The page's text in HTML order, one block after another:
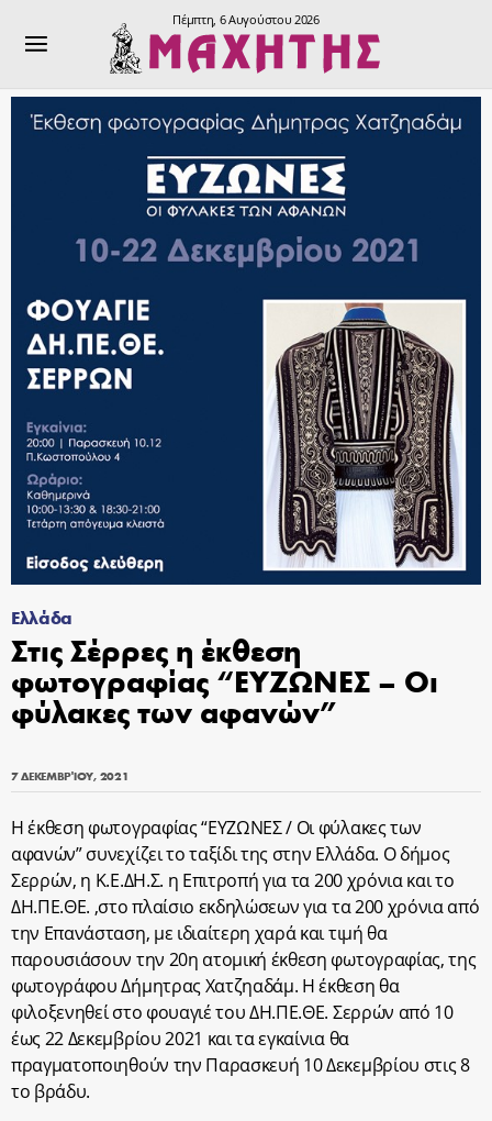
Πέμπτη, 6 Αυγούστου 2026
Ελλάδα
Στις Σέρρες η έκθεση
φωτογραφίας “ΕΥΖΩΝΕΣ – Οι
φύλακες των αφανών”
7 ΔΕΚΕΜΒΡΊΟΥ, 2021
Η έκθεση φωτογραφίας “ΕΥΖΩΝΕΣ / Οι φύλακες των
αφανών” συνεχίζει το ταξίδι της στην Ελλάδα. Ο δήμος
Σερρών, η Κ.Ε.ΔΗ.Σ. η Επιτροπή για τα 200 χρόνια και το
ΔΗ.ΠΕ.ΘΕ. ,στο πλαίσιο εκδηλώσεων για τα 200 χρόνια από
την Επανάσταση, με ιδιαίτερη χαρά και τιμή θα
παρουσιάσουν την 20η ατομική έκθεση φωτογραφίας, της
φωτογράφου Δήμητρας Χατζηαδάμ. Η έκθεση θα
φιλοξενηθεί στο φουαγιέ του ΔΗ.ΠΕ.ΘΕ. Σερρών από 10
έως 22 Δεκεμβρίου 2021 και τα εγκαίνια θα
πραγματοποιηθούν την Παρασκευή 10 Δεκεμβρίου στις 8
το βράδυ.